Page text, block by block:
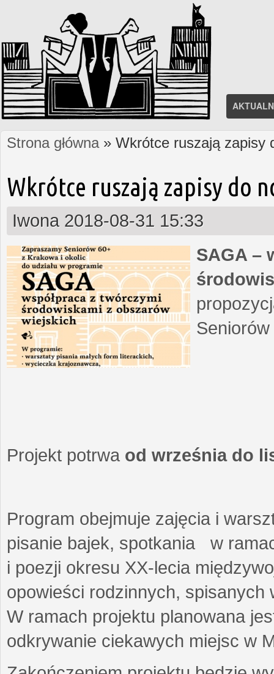
Jesteś tutaj
Strona główna» Wkrótce ruszają zapisy
Wkrótce ruszają zapisy do
Iwona 2018-08-31 15:33
SAGA –
Projekt potrwa od września do
Program obejmuje zajęcia i
pisanie bajek, spotkania w
i poezji okresu XX-lecia
opowieści rodzinnych,
W ramach projektu planowana
odkrywanie ciekawych miejsc w